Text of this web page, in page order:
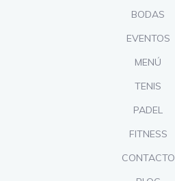
BODAS
EVENTOS
MENÚ
TENIS
PADEL
FITNESS
CONTACTO